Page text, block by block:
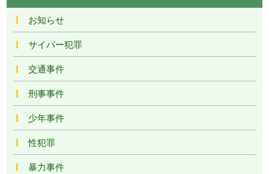
お知らせ
サイバー犯罪
交通事件
刑事事件
少年事件
性犯罪
暴力事件